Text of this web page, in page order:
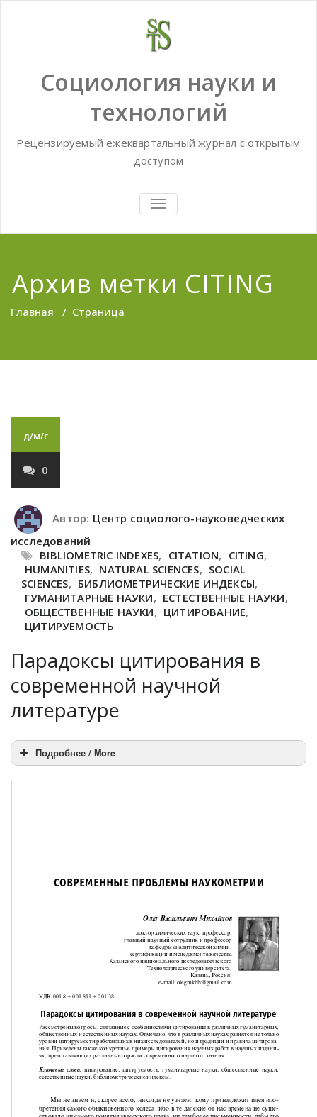
Социология науки и
технологий
Рецензируемый ежеквартальный журнал с открытым
доступом
TOGGLE
NAVIGATION
Архив метки CITING
Главная / Страница
д/м/г
0
Автор: Центр социолого-науковедческих
исследований
BIBLIOMETRIC INDEXES, CITATION, CITING,
HUMANITIES, NATURAL SCIENCES, SOCIAL
SCIENCES, БИБЛИОМЕТРИЧЕСКИЕ ИНДЕКСЫ,
ГУМАНИТАРНЫЕ НАУКИ, ЕСТЕСТВЕННЫЕ НАУКИ,
ОБЩЕСТВЕННЫЕ НАУКИ, ЦИТИРОВАНИЕ,
ЦИТИРУЕМОСТЬ
Парадоксы цитирования в
современной научной
литературе
Подробнее / More